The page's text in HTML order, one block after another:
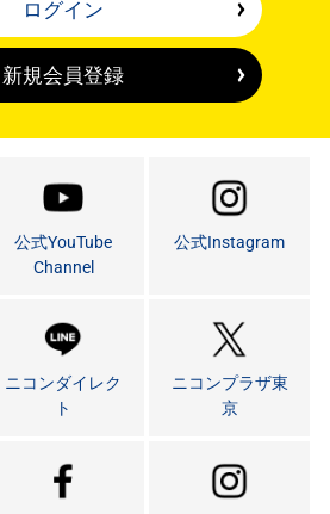
ログイン
新規会員登録
公式YouTube
Channel
公式Instagram
ニコンダイレク
ト
ニコンプラザ東
京